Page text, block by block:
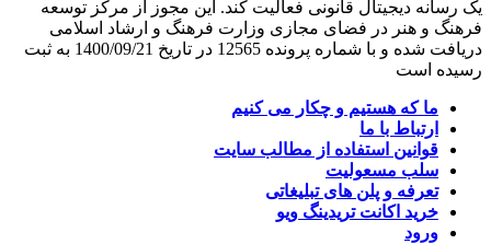
یک رسانه دیجیتال قانونی فعالیت کند. این مجوز از مرکز توسعه
فرهنگ و هنر در فضای مجازی وزارت فرهنگ و ارشاد اسلامی
دریافت شده و با شماره پرونده 12565 در تاریخ 1400/09/21 به ثبت
رسیده است
ما که هستیم و چکار می کنیم
ارتباط با ما
قوانین استفاده از مطالب سایت
سلب مسعولیت
تعرفه و پلن های تبلیغاتی
خرید اکانت تریدینگ ویو
ورود